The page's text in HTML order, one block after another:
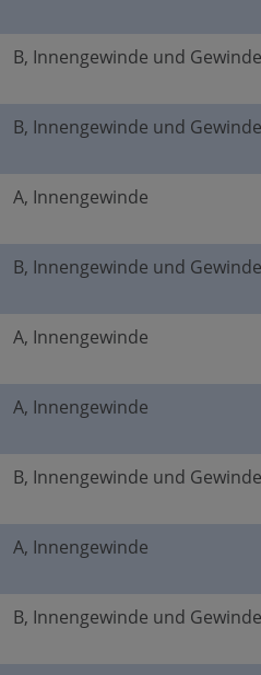
B, Innengewinde und
B, Innengewinde und
A, Innengewinde
B, Innengewinde und
A, Innengewinde
A, Innengewinde
B, Innengewinde und
A, Innengewinde
B, Innengewinde und